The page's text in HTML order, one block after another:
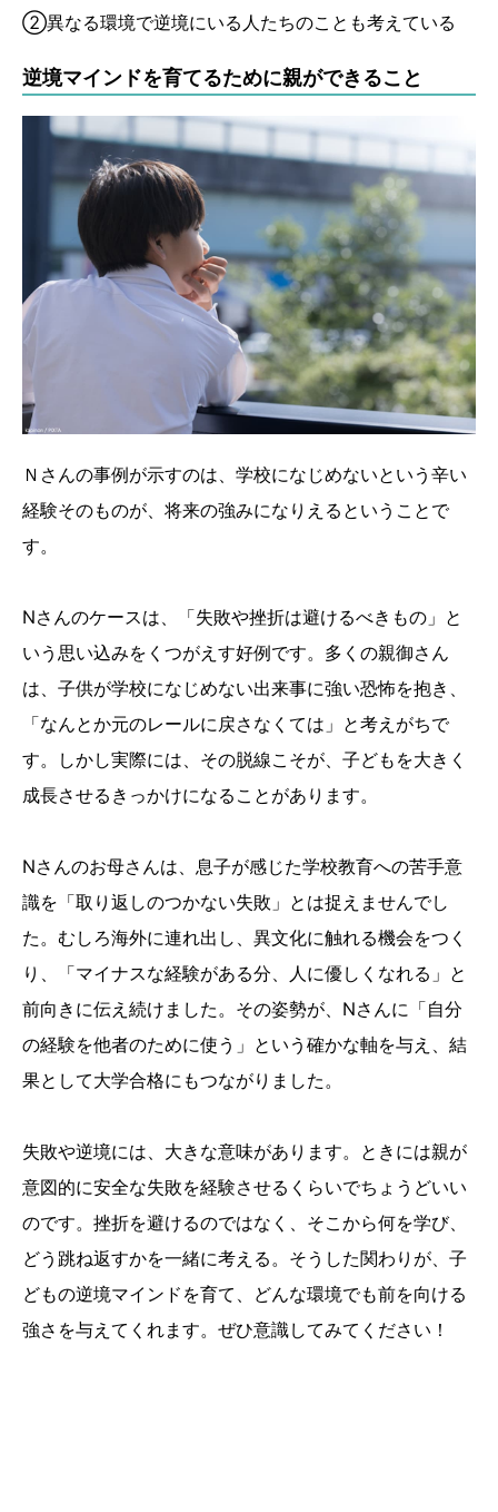
②異なる環境で逆境にいる人たちのことも考えている
逆境マインドを育てるために親ができること
Ｎさんの事例が示すのは、学校になじめないという辛い
経験そのものが、将来の強みになりえるということで
す。
Nさんのケースは、「失敗や挫折は避けるべきもの」と
いう思い込みをくつがえす好例です。多くの親御さん
は、子供が学校になじめない出来事に強い恐怖を抱き、
「なんとか元のレールに戻さなくては」と考えがちで
す。しかし実際には、その脱線こそが、子どもを大きく
成長させるきっかけになることがあります。
Nさんのお母さんは、息子が感じた学校教育への苦手意
識を「取り返しのつかない失敗」とは捉えませんでし
た。むしろ海外に連れ出し、異文化に触れる機会をつく
り、「マイナスな経験がある分、人に優しくなれる」と
前向きに伝え続けました。その姿勢が、Nさんに「自分
の経験を他者のために使う」という確かな軸を与え、結
果として大学合格にもつながりました。
失敗や逆境には、大きな意味があります。ときには親が
意図的に安全な失敗を経験させるくらいでちょうどいい
のです。挫折を避けるのではなく、そこから何を学び、
どう跳ね返すかを一緒に考える。そうした関わりが、子
どもの逆境マインドを育て、どんな環境でも前を向ける
強さを与えてくれます。ぜひ意識してみてください！